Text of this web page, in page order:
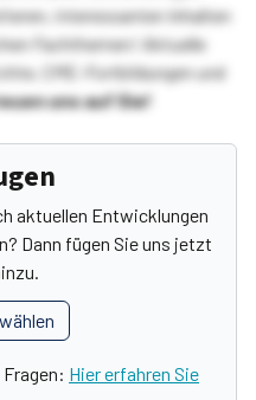
interessanten Inhalten
Fachthemen! Aktuelle
CME-Fortbildungen und
uns auf Sie!
aktuellen Entwicklungen
Dann fügen Sie uns jetzt
Hier erfahren Sie